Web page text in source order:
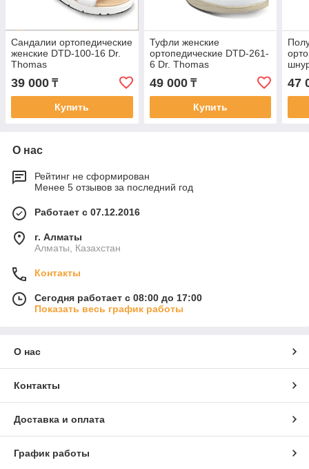
Сандалии ортопедические
женские DTD-100-16 Dr.
Thomas
39 000 ₸
Купить
Туфли женские
ортопедические DTD-261-
6 Dr. Thomas
49 000₸
Купить
47
О нас
Рейтинг не сформирован
Менее 5 отзывов за последний год
Работает с 07.12.2016
г. Алматы
Алматы, Казахстан
Контакты
Сегодня работает с 08:00 до 17:00
Показать весь график работы
О нас
Контакты
Доставка и оплата
График работы